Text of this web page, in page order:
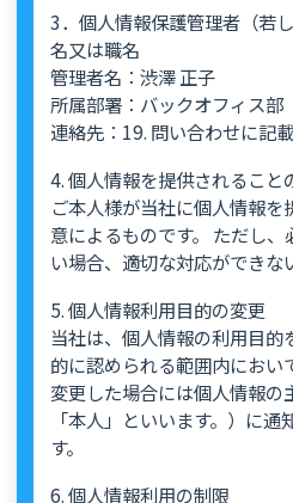
3．個人情報保護管理者（若
名又は職名
管理者名：渋澤 正子
所属部署：バックオフィス部
連絡先：19. 問い合わせに記
4. 個人情報を提供されること
ご本人様が当社に個人情報を
意によるものです。 ただし
い場合、適切な対応ができな
5. 個人情報利用目的の変更
当社は、個人情報の利用目
的に認められる範囲内におい
変更した場合には個人情報の
「本人」といいます。）に
す。
6. 個人情報利用の制限